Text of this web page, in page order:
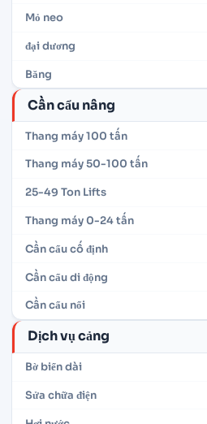
Mỏ neo
đại dương
Băng
Cần cẩu nâng
Thang máy 100 tấn
Thang máy 50-100 tấn
25-49 Ton Lifts
Thang máy 0-24 tấn
Cần cẩu cố định
Cần cẩu di động
Cần cẩu nổi
Dịch vụ cảng
Bờ biển dài
Sửa chữa điện